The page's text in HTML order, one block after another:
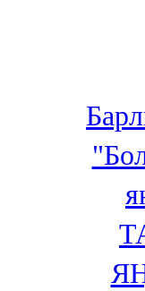
100,3 FM
106,6
105,2